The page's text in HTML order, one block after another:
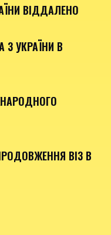
ВІДДАЛЕНО
З УКРАЇНИ В
ВІЗ В